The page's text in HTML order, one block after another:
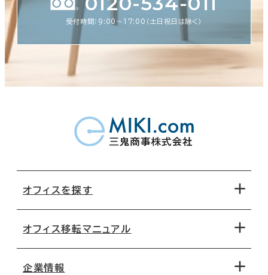
受付時間：9:00〜17:00（土日祝日は除く）
オフィスを探す
地図から探す
オフィス移転マニュアル
企業情報